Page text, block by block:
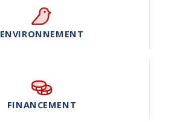
ENVIRONNEMENT
FINANCEMENT